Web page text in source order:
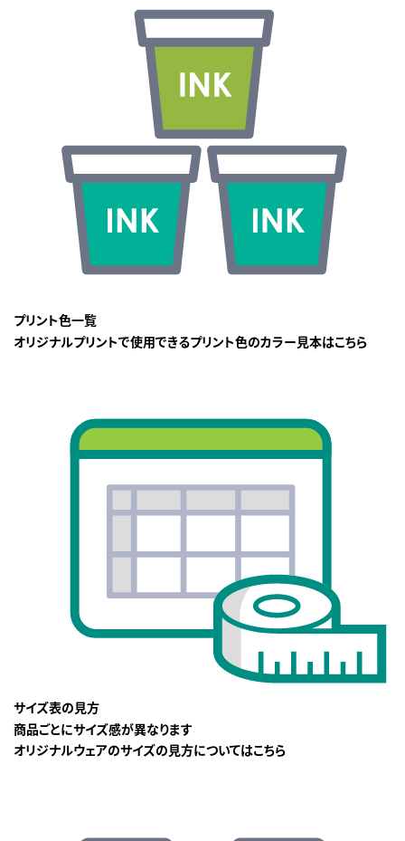
プリント色一覧
オリジナルプリントで使用できるプリント色のカラー見本はこちら
サイズ表の見方
商品ごとにサイズ感が異なります
オリジナルウェアのサイズの見方についてはこちら